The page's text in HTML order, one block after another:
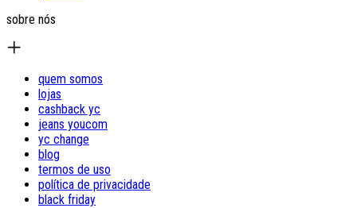
sobre nós
quem somos
lojas
cashback yc
jeans youcom
yc change
blog
termos de uso
política de privacidade
black friday